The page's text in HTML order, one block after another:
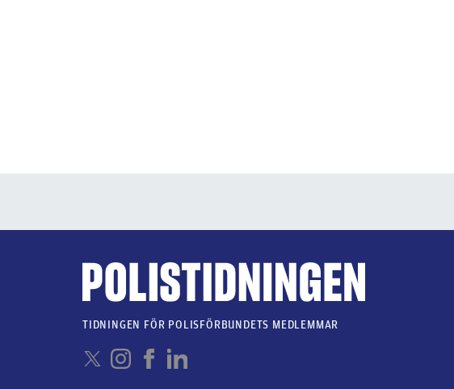
TIDNINGEN FÖR POLISFÖRBUNDETS MEDLEMMAR